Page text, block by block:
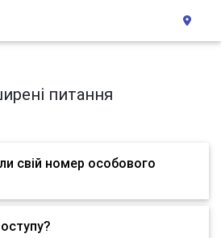
питання
свій номер особового